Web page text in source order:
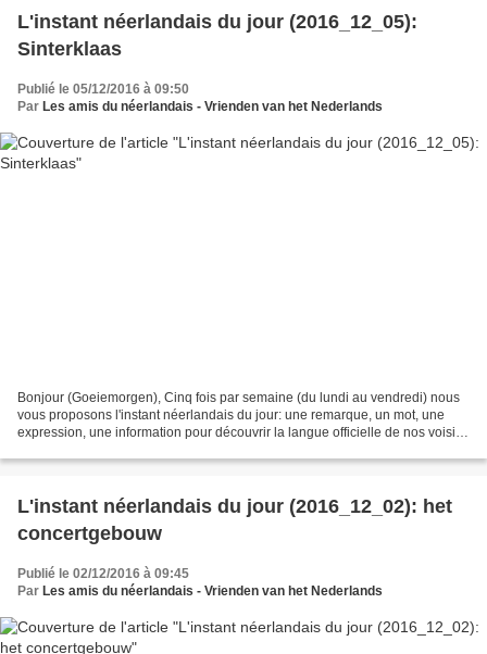
L'instant néerlandais du jour (2016_12_05):
Sinterklaas
Publié le 05/12/2016 à 09:50
Par Les amis du néerlandais - Vrienden van het Nederlands
Bonjour (Goeiemorgen), Cinq fois par semaine (du lundi au vendredi) nous
vous proposons l'instant néerlandais du jour: une remarque, un mot, une
expression, une information pour découvrir la langue officielle de nos voisins
L'instant néerlandais du jour (2016_12_02): het
concertgebouw
Publié le 02/12/2016 à 09:45
Par Les amis du néerlandais - Vrienden van het Nederlands